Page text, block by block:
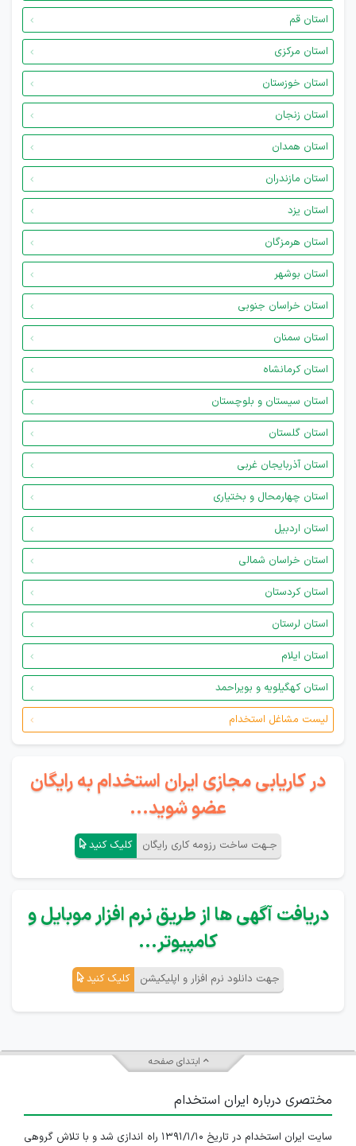
استان قم
استان مرکزی
استان خوزستان
استان زنجان
استان همدان
استان مازندران
استان یزد
استان هرمزگان
استان بوشهر
استان خراسان جنوبی
استان سمنان
استان کرمانشاه
استان سیستان و بلوچستان
استان گلستان
استان آذربایجان غربی
استان چهارمحال و بختیاری
استان اردبیل
استان خراسان شمالی
استان کردستان
استان لرستان
استان ایلام
استان کهگیلویه و بویراحمد
لیست مشاغل استخدام
در کاریابی مجازی ایران استخدام به رایگان
عضو شوید...
جـهت ساخت رزومه کاری رایگان کلیک کنید
دریافت آگهی ها از طریق نرم افزار موبایل و
کامپیوتر...
جهت دانلود نرم افزار و اپلیکیشن کلیک کنید
ابتدای صفحه
مختصری درباره ایران استخدام
سایت ایران استخدام در تاریخ ۱۳۹۱/۱/۱۰ راه اندازی شد و با تلاش گروهی